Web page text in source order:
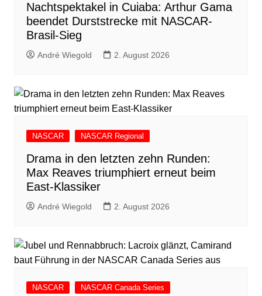
Nachtspektakel in Cuiaba: Arthur Gama
beendet Durststrecke mit NASCAR-
Brasil-Sieg
André Wiegold 2. August 2026
NASCAR NASCAR Regional
Drama in den letzten zehn Runden:
Max Reaves triumphiert erneut beim
East-Klassiker
André Wiegold 2. August 2026
NASCAR NASCAR Canada Series